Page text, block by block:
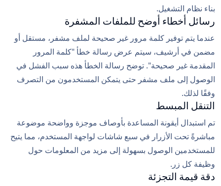
بناء نظام التشغيل.
رسائل أخطاء أوضح للملفات المشفرة
عندما يتم توفير كلمة مرور غير صحيحة لملف مشفر، مستقل أو
مضمن في أرشيف، سيتم عرض رسالة خطأ "كلمة المرور
المقدمة غير صحيحة". توضح رسالة الخطأ هذه سبب الفشل في
الوصول إلى ملف مشفر حتى يتمكن المستخدمون من التصرف
وفقًا لذلك.
التنقل المبسط
تم استبدال أيقونة المساعدة بأوصاف موجزة وواضحة موضوعة
مباشرةً تحت الأزرار في سبع شاشات لواجهة المستخدم، مما يتيح
للمستخدمين الوصول بسهولة إلى مزيد من المعلومات حول
وظيفة كل زر.
دقة قيمة التجزئة